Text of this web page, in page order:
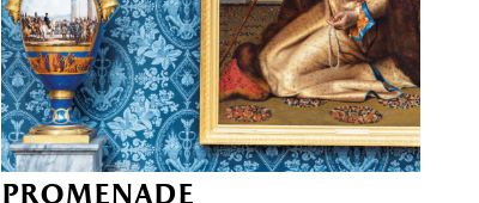
PORTFOLIOS
HISTOIRE(S)
LES +
ABONNEMENT GRATUIT AU MAGAZINE